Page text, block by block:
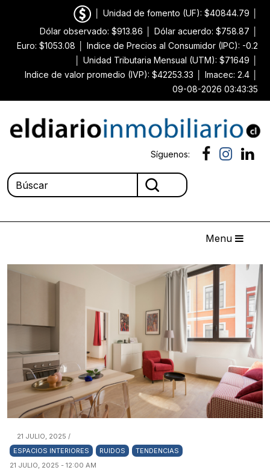
Unidad de fomento (UF): $40844.79
Dólar observado: $913.86
Dólar acuerdo: $758.87
Euro: $1053.08
Indice de Precios al Consumidor (IPC): -0.2
Unidad Tributaria Mensual (UTM): $71649
Indice de valor promedio (IVP): $42253.33
Imacec: 2.4
09-08-2026 03:43:35
Síguenos:
Menu
21 JULIO, 2025 /
ESPACIOS INTERIORES
RUIDOS
TENDENCIAS
21 JULIO, 2025 - 12:00 AM